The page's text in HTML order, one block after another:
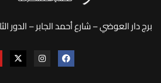
برج دار العوضي – شارع أحمد الجابر –